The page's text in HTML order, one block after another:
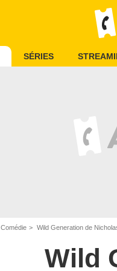
SÉRIES
Wild Generation de
Wild